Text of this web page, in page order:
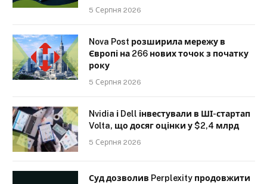
5 Серпня 2026
Nova Post розширила мережу в
Європі на 266 нових точок з початку
року
5 Серпня 2026
Nvidia і Dell інвестували в ШІ-стартап
Volta, що досяг оцінки у $2,4 млрд
5 Серпня 2026
Суд дозволив Perplexity продовжити